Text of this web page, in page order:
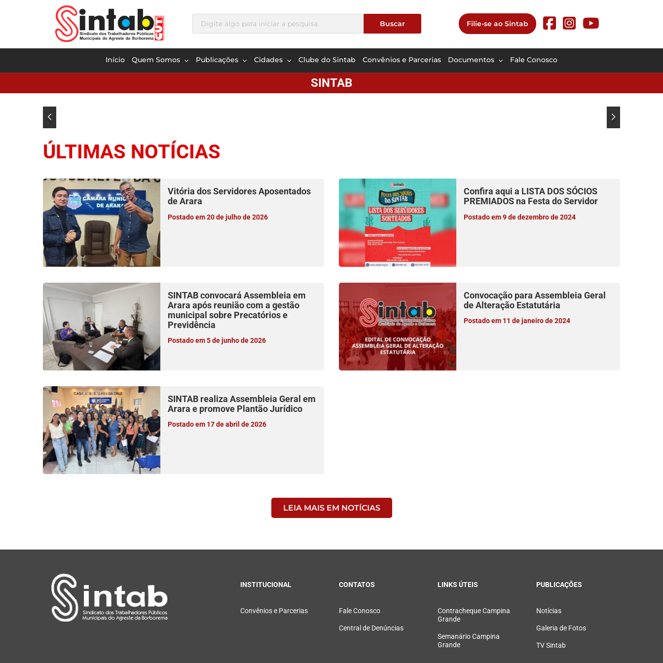
Filie-se ao Sintab
Início Quem Somos Publicações Cidades Clube do Sintab Convênios e Parcerias Documentos Fale Conosco
SINTAB
ÚLTIMAS NOTÍCIAS
Vitória dos Servidores Aposentados
de Arara
Postado em 20 de julho de 2026
SINTAB convocará Assembleia em
Arara após reunião com a gestão
municipal sobre Precatórios e
Previdência
Postado em 5 de junho de 2026
SINTAB realiza Assembleia Geral em
Arara e promove Plantão Jurídico
Postado em 17 de abril de 2026
Confira aqui a LISTA DOS SÓCIOS
PREMIADOS na Festa do Servidor
Postado em 9 de dezembro de 2024
Convocação para Assembleia Geral
de Alteração Estatutária
Postado em 11 de janeiro de 2024
LEIA MAIS EM NOTÍCIAS
INSTITUCIONAL
Convênios e Parcerias
CONTATOS
Fale Conosco
Central de Denúncias
LINKS ÚTEIS
Contracheque Campina
Grande
Semanário Campina
Grande
PUBLICAÇÕES
Notícias
Galeria de Fotos
TV Sintab